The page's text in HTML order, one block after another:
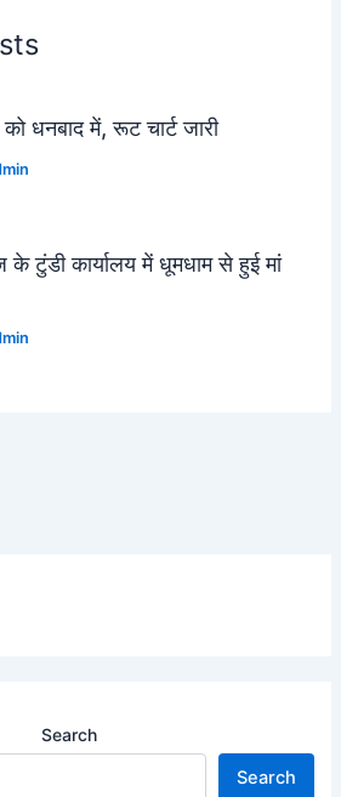
धनबाद में, रूट चार्ट जारी
टुंडी कार्यालय में धूमधाम से हुई मां
Search
Search